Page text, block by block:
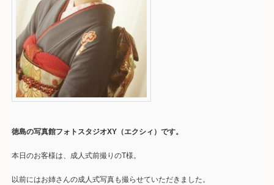
徳島の写真館フォトスタジオXY（エクシィ）です。
本日のお客様は、成人式前撮りのT様。
以前にはお姉さんの成人式写真も撮らせていただきました。